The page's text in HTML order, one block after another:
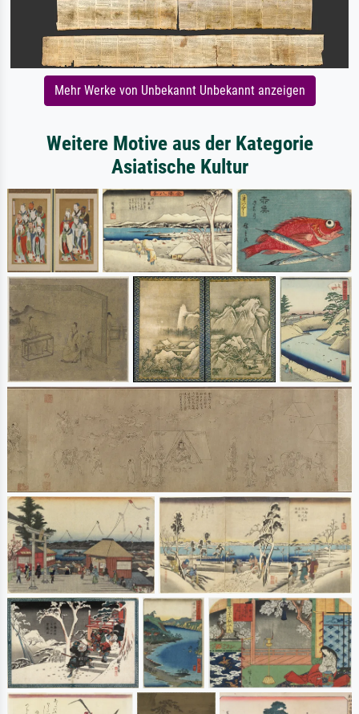
Mehr Werke von Unbekannt Unbekannt anzeigen
Weitere Motive aus der Kategorie
Asiatische Kultur